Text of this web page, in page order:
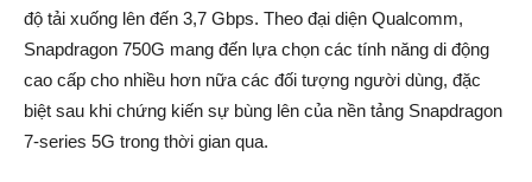
độ tải xuống lên đến 3,7 Gbps. Theo đại diện Qualcomm,
Snapdragon 750G mang đến lựa chọn các tính năng di động
cao cấp cho nhiều hơn nữa các đối tượng người dùng, đặc
biệt sau khi chứng kiến sự bùng lên của nền tảng Snapdragon
7-series 5G trong thời gian qua.